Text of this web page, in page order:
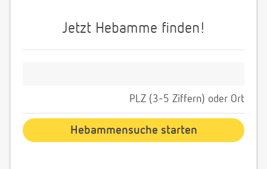
Jetzt Hebamme finden!
PLZ (3-5 Ziffern) oder Ort